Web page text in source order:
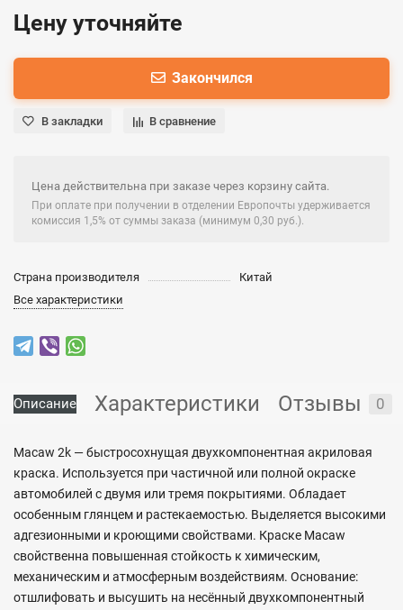
Цену уточняйте
Закончился
В закладки В сравнение
Цена действительна при заказе через корзину сайта.
При оплате при получении в отделении Европочты удерживается
комиссия 1,5% от суммы заказа (минимум 0,30 руб.).
Страна производителя
Китай
Все характеристики
Описание Характеристики Отзывы 0
Macaw 2k — быстросохнущая двухкомпонентная акриловая
краска. Используется при частичной или полной окраске
автомобилей с двумя или тремя покрытиями. Обладает
особенным глянцем и растекаемостью. Выделяется высокими
адгезионными и кроющими свойствами. Краске Macaw
свойственна повышенная стойкость к химическим,
механическим и атмосферным воздействиям. Основание:
отшлифовать и высушить на несённый двухкомпонентный